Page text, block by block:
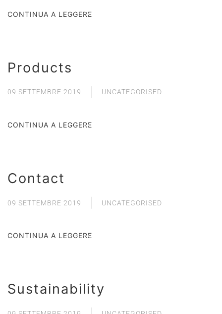
CONTINUA A LEGGERE
Products
09 SETTEMBRE 2019 UNCATEGORISED
CONTINUA A LEGGERE
Contact
09 SETTEMBRE 2019 UNCATEGORISED
CONTINUA A LEGGERE
Sustainability